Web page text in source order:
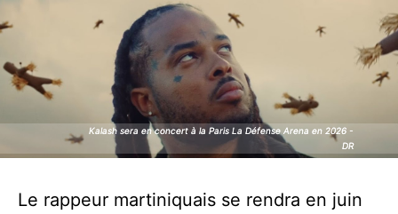
Kalash sera en concert à la Paris La Défense Arena en 2026 -
DR
Kalash sera en concert à la Paris La Défense Arena en 2026 -
DR
Le rappeur martiniquais se rendra en juin